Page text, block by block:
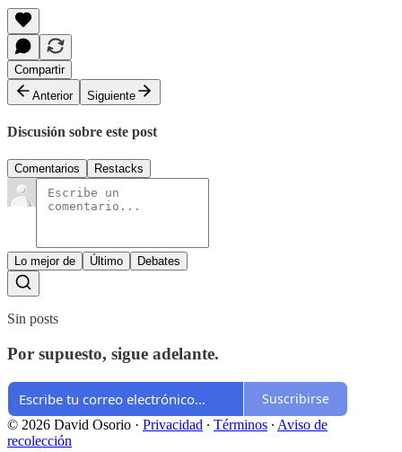
Compartir
Anterior
Siguiente
Discusión sobre este post
Comentarios Restacks
Lo mejor de Último Debates
Sin posts
Por supuesto, sigue adelante.
Suscribirse
© 2026 David Osorio · Privacidad ∙ Términos ∙ Aviso de
recolección